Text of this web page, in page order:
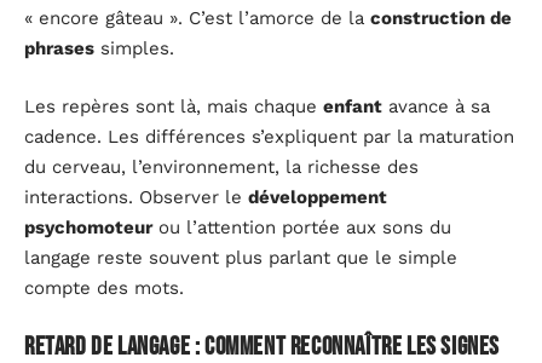
« encore gâteau ». C’est l’amorce de la construction de
phrases simples.
Les repères sont là, mais chaque enfant avance à sa
cadence. Les différences s’expliquent par la maturation
du cerveau, l’environnement, la richesse des
interactions. Observer le développement
psychomoteurou l’attention portée aux sons du
langage reste souvent plus parlant que le simple
compte des mots.
Retard de langage : comment reconnaître les signes